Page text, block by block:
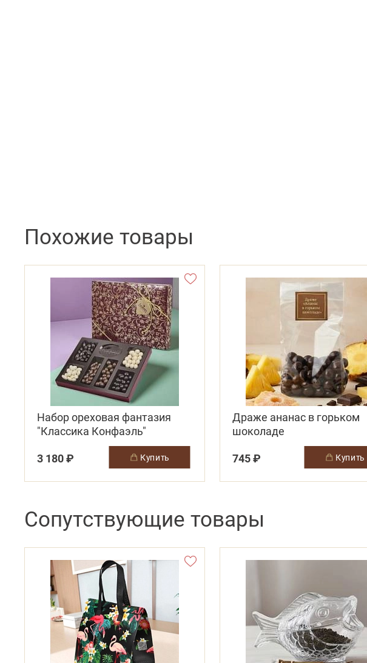
Похожие товары
Набор ореховая фантазия
"Классика Конфаэль"
3 180 ₽
купить
Драже ананас в горьком
шоколаде
745 ₽
купить
Сопутствующие товары